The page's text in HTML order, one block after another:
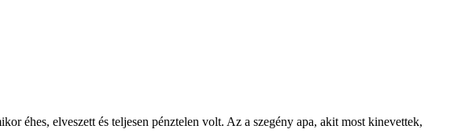
éhes, elveszett és teljesen pénztelen volt. Az a szegény apa, akit most kinevettek,